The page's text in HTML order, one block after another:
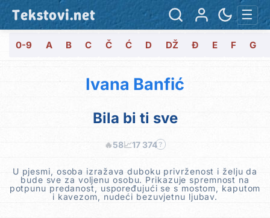
Tekstovi.net ☰
0-9 A B C Č Ć D DŽ Đ E F G
Ivana Banfić
Bila bi ti sve
🔥58📈17 374 ?
U pjesmi, osoba izražava duboku privrženost i želju da
bude sve za voljenu osobu. Prikazuje spremnost na
potpunu predanost, uspoređujući se s mostom, kaputom
i kavezom, nudeći bezuvjetnu ljubav.